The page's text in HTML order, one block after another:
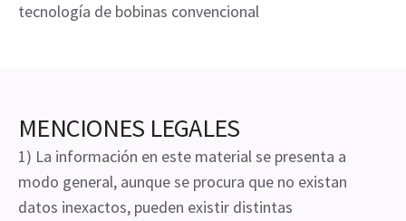
tecnología de bobinas convencional
MENCIONES LEGALES
1) La información en este material se presenta a
modo general, aunque se procura que no existan
datos inexactos, pueden existir distintas